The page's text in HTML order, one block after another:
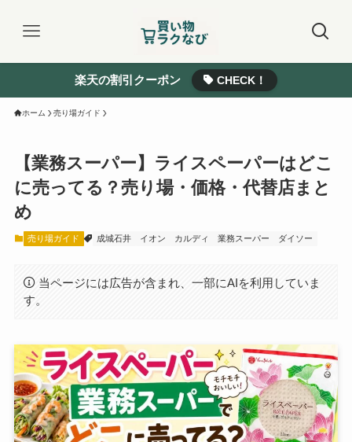
楽天の割引クーポン CHECK！
ホーム 売り場ガイド
【業務スーパー】ライスペーパーはどこ
に売ってる？売り場・価格・代替店まと
め
売り場ガイド 成城石井 イオン カルディ 業務スーパー ダイソー
当ページには広告が含まれ、一部にAIを利用していま
す。